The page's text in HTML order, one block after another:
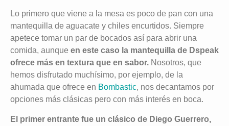
Lo primero que viene a la mesa es poco de pan con una
mantequilla de aguacate y chiles encurtidos. Siempre
apetece tomar un par de bocados así para abrir una
comida, aunque en este caso la mantequilla de Dspeak
ofrece más en textura que en sabor. Nosotros, que
hemos disfrutado muchísimo, por ejemplo, de la
ahumada que ofrece en Bombastic, nos decantamos por
opciones más clásicas pero con más interés en boca.
El primer entrante fue un clásico de Diego Guerrero,